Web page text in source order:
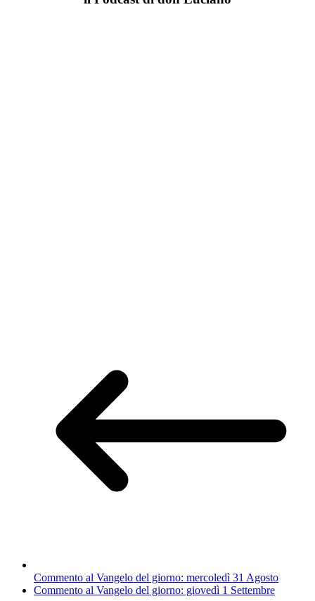
Commento al Vangelo del giorno: mercoledì 31 Agosto
Commento al Vangelo del giorno: giovedì 1 Settembre